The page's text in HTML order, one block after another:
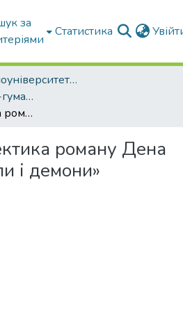
за
Статистика
ННІ загальноуніверситетської підготовки
кафедра Суспільно-гуманітарні науки
Жанрова еклектика роману Дена Брауна «Янголи і демони»
роману Дена
і демони»